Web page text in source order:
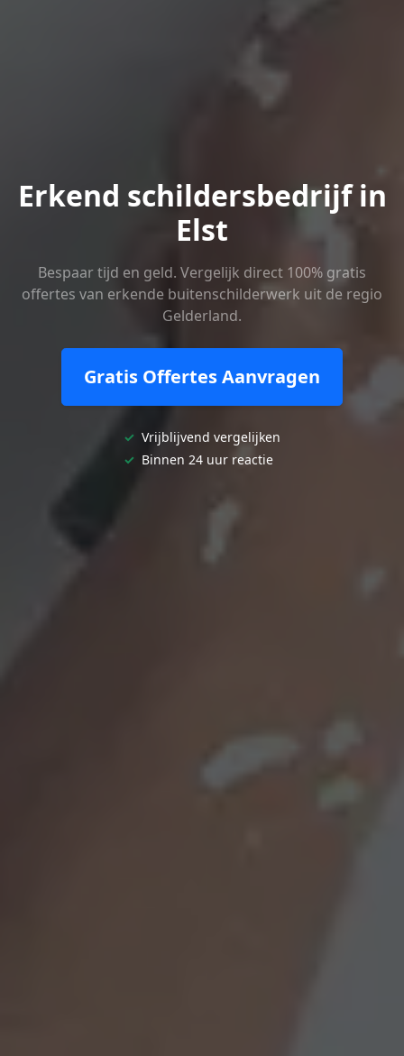
Erkend schildersbedrijf in
Elst
Bespaar tijd en geld. Vergelijk direct 100% gratis
offertes van erkende buitenschilderwerk uit de regio
Gelderland.
Gratis Offertes Aanvragen
✓ Vrijblijvend vergelijken
✓ Binnen 24 uur reactie